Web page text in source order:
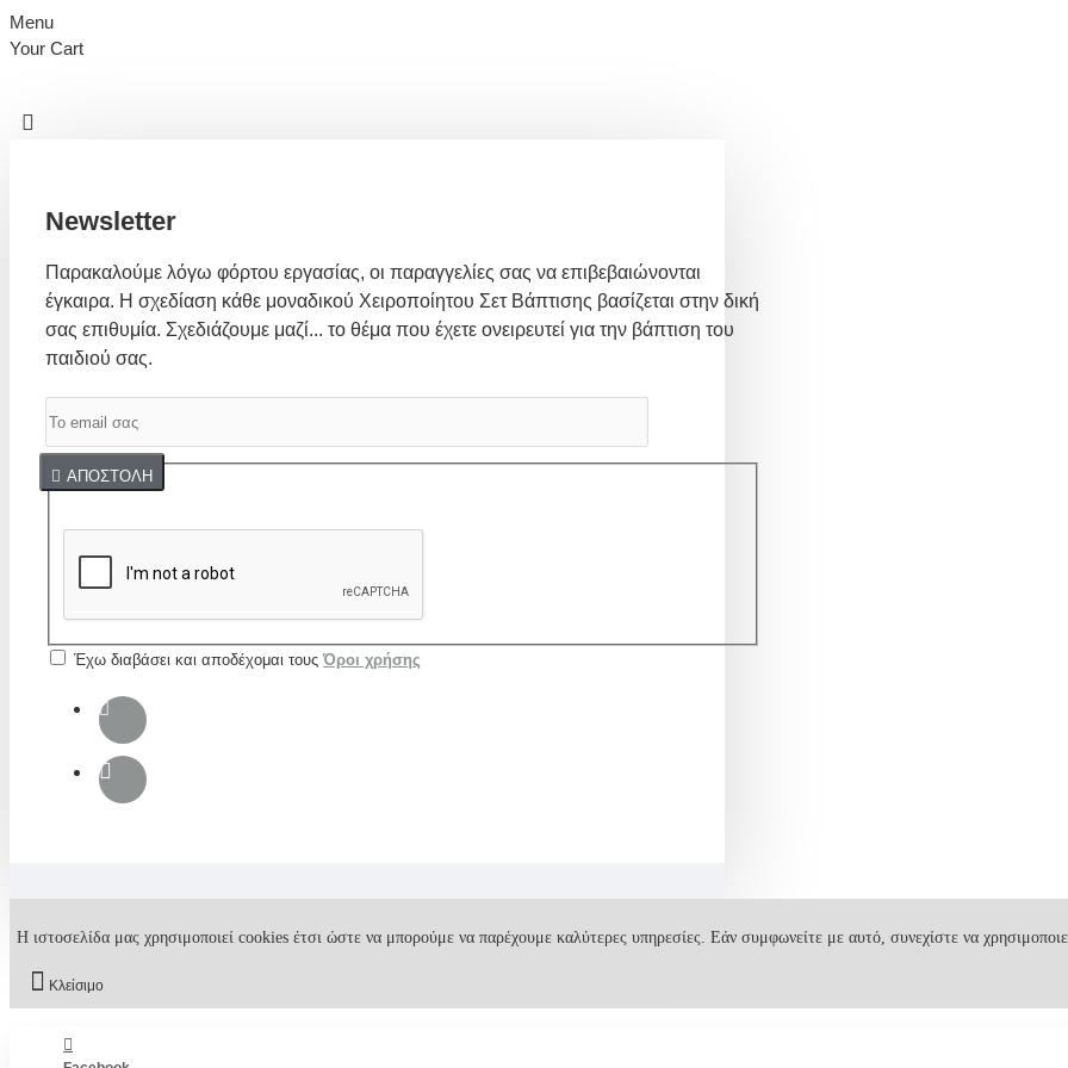
Menu
Your Cart
Newsletter
Παρακαλούμε λόγω φόρτου εργασίας, οι παραγγελίες σας να επιβεβαιώνονται
έγκαιρα. Η σχεδίαση κάθε μοναδικού Χειροποίητου Σετ Βάπτισης βασίζεται στην δική
σας επιθυμία. Σχεδιάζουμε μαζί... το θέμα που έχετε ονειρευτεί για την βάπτιση του
παιδιού σας.
ΑΠΟΣΤΟΛΉ
Captcha
Έχω διαβάσει και αποδέχομαι τους Όροι χρήσης
Η ιστοσελίδα μας χρησιμοποιεί cookies έτσι ώστε να μπορούμε να παρέχουμε καλύτερες υπηρεσίες. Εάν συμφωνείτε με αυτό, συνεχίστε να
Κλείσιμο